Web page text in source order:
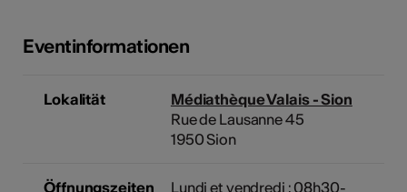
Eventinformationen
Lokalität
Médiathèque Valais - Sion
Rue de Lausanne 45
1950 Sion
Öffnungszeiten
Lundi et vendredi : 08h30-